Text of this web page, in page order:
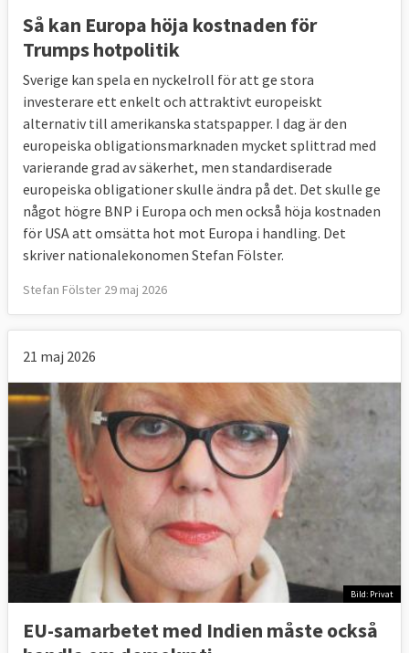
Så kan Europa höja kostnaden för
Trumps hotpolitik
Sverige kan spela en nyckelroll för att ge stora
investerare ett enkelt och attraktivt europeiskt
alternativ till amerikanska statspapper. I dag är den
europeiska obligationsmarknaden mycket splittrad med
varierande grad av säkerhet, men standardiserade
europeiska obligationer skulle ändra på det. Det skulle ge
något högre BNP i Europa och men också höja kostnaden
för USA att omsätta hot mot Europa i handling. Det
skriver nationalekonomen Stefan Fölster.
Stefan Fölster 29 maj 2026
21 maj 2026
Bild: Privat
EU-samarbetet med Indien måste också